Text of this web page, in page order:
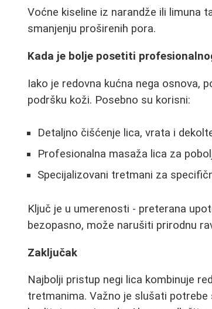
Voćne kiseline iz narandže ili limuna
smanjenju proširenih pora.
Kada je bolje posetiti
Iako je redovna kućna nega osnova,
podršku koži. Posebno su korisni:
Detaljno čišćenje lica, vrata i
Profesionalna masaža lica za
Specijalizovani tretmani za
Ključ je u umerenosti - preterana
bezopasno, može narušiti prirodnu
Zaključak
Najbolji pristup negi lica kombinuje
tretmanima. Važno je slušati